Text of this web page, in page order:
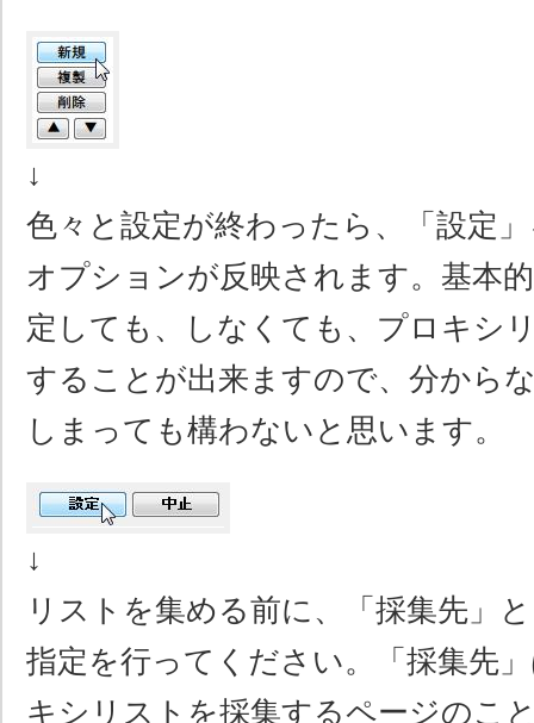
↓
色々と設定が終わったら、「設定
オプションが反映されます。基本
定しても、しなくても、プロキシ
することが出来ますので、分から
しまっても構わないと思います。
↓
リストを集める前に、「採集先」
指定を行ってください。「採集先
キシリストを採集するページのこ